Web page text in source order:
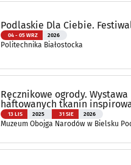
Podlaskie Dla Ciebie.
04 - 05 WRZ 2026
Politechnika Białostocka
Ręcznikowe ogrody. Wystawa
haftowanych tkanin
naturą
13 LIS 2025 31 SIE 2026
Muzeum Obojga Narodów w Bielsku